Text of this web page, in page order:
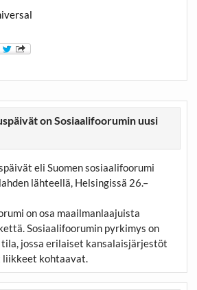
on Sosiaalifoorumin uusi
eli Suomen sosiaalifoorumi
lähteellä, Helsingissä 26.–
on osa maailmanlaajuista
Sosiaalifoorumin pyrkimys on
jossa erilaiset kansalaisjärjestöt
liikkeet kohtaavat.